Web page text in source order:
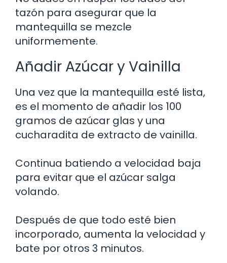
tazón para asegurar que la
mantequilla se mezcle
uniformemente.
Añadir Azúcar y Vainilla
Una vez que la mantequilla esté lista,
es el momento de añadir los 100
gramos de azúcar glas y una
cucharadita de extracto de vainilla.
Continua batiendo a velocidad baja
para evitar que el azúcar salga
volando.
Después de que todo esté bien
incorporado, aumenta la velocidad y
bate por otros 3 minutos.